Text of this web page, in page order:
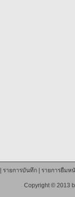
รายการบันทึก| รายการยืมห
Copyright © 2013